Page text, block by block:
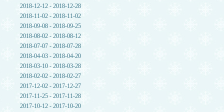
2018-12-12 - 2018-12-28
2018-11-02 - 2018-11-02
2018-09-08 - 2018-09-25
2018-08-02 - 2018-08-12
2018-07-07 - 2018-07-28
2018-04-03 - 2018-04-20
2018-03-10 - 2018-03-28
2018-02-02 - 2018-02-27
2017-12-02 - 2017-12-27
2017-11-25 - 2017-11-28
2017-10-12 - 2017-10-20